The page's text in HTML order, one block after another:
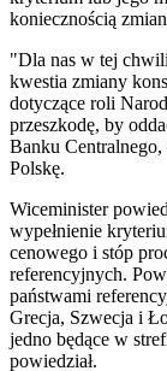
koniecznością
"Dla nas w tej
kwestia zmiany
dotyczące roli
przeszkodę, by
Banku Centralnego,
Polskę.
Wiceminister
wypełnienie
cenowego i stóp
referencyjnych.
państwami
Grecja, Szwecja i
jedno będące w
powiedział.